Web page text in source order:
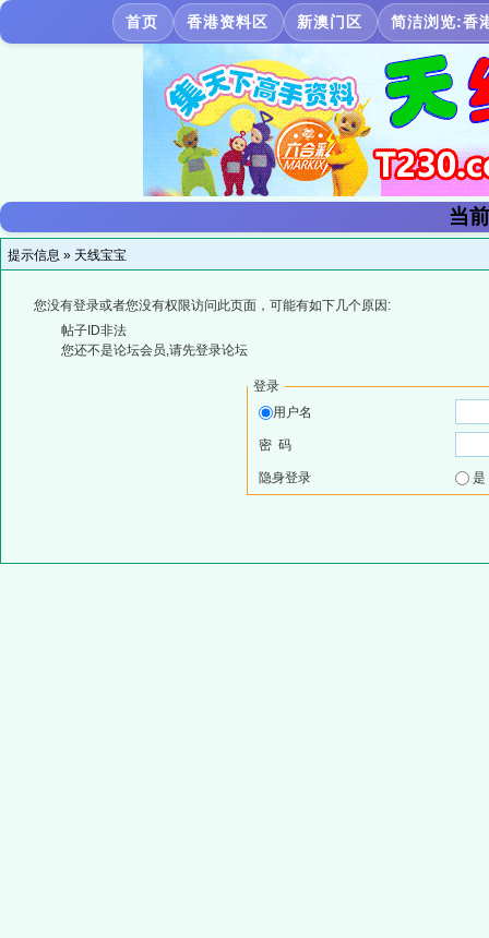
首页 香港资料区 新澳门区 简洁浏览:香
当
提示信息 » 天线宝宝
您没有登录或者您没有权限访问此页面，可能有如下几个原因:
帖子ID非法
您还不是论坛会员,请先登录论坛
登录
用户名
密 码
隐身登录